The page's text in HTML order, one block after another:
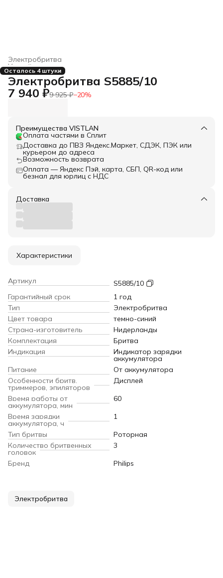
Электробритва
Устройства для стрижки волос и аксессуары
Бытовая техника
Главная ›
Осталось 4 штуки
Электробритва S5885/10
7 940 ₽9 925 ₽−20%
Преимущества VISTLAN
Оплата частями в Сплит
Доставка до ПВЗ Яндекс.Маркет, СДЭК, ПЭК или
курьером до адреса
Возможность возврата
Оплата — Яндекс Пэй, карта, СБП, QR-код или
безнал для юрлиц с НДС
Доставка
Характеристики
Артикул
S5885/10
Гарантийный срок
1 год
Тип
Электробритва
Цвет товара
темно-синий
Страна-изготовитель
Нидерланды
Комплектация
Бритва
Индикация
Индикатор зарядки
аккумулятора
Питание
От аккумулятора
Особенности бритв,
триммеров, эпиляторов
Дисплей
Время работы от
аккумулятора, мин
60
Время зарядки
аккумулятора, ч
1
Тип бритвы
Роторная
Количество бритвенных
головок
3
Бренд
Philips
Электробритва